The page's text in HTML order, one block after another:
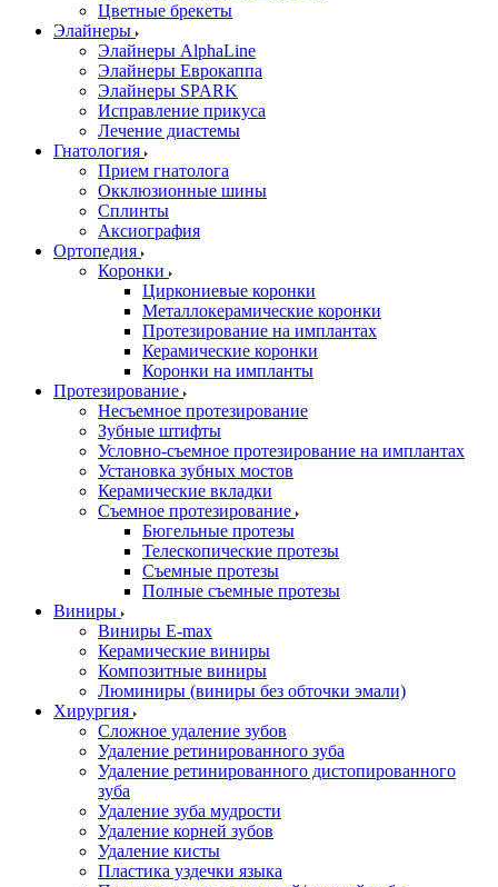
Цветные брекеты
Элайнеры
Элайнеры AlphaLine
Элайнеры Еврокаппа
Элайнеры SPARK
Исправление прикуса
Лечение диастемы
Гнатология
Прием гнатолога
Окклюзионные шины
Сплинты
Аксиография
Ортопедия
Коронки
Циркониевые коронки
Металлокерамические коронки
Протезирование на имплантах
Керамические коронки
Коронки на импланты
Протезирование
Несъемное протезирование
Зубные штифты
Условно-съемное протезирование на имплантах
Установка зубных мостов
Керамические вкладки
Съемное протезирование
Бюгельные протезы
Телескопические протезы
Съемные протезы
Полные съемные протезы
Виниры
Виниры E-max
Керамические виниры
Композитные виниры
Люминиры (виниры без обточки эмали)
Хирургия
Сложное удаление зубов
Удаление ретинированного зуба
Удаление ретинированного дистопированного
зуба
Удаление зуба мудрости
Удаление корней зубов
Удаление кисты
Пластика уздечки языка